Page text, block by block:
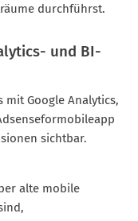
durchführst.
und BI-
mit Google Analytics,
sichtbar.
alte mobile